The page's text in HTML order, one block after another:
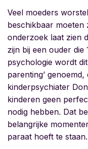
Veel moeders
beschikbaar
onderzoek laat zien
zijn bij een ouder die
psychologie wordt
parenting’
kinderpsychiater
kinderen geen
nodig hebben. Dat
belangrijke
paraat hoeft te staan.